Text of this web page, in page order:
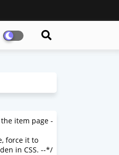
item page -
force it to
in CSS. --*/